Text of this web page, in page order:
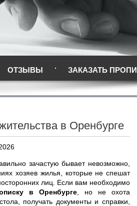
ОТЗЫВЫ ЗАКАЗАТЬ
в Оренбурге
зачастую бывает невозможно,
хозяев жилья, которые не спешат
лиц. Если вам необходимо
в Оренбурге , но не охота
получать документы и справки,